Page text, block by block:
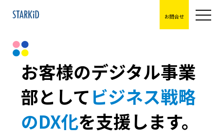
お問合せ
お客様のデジタル事業
部としてビジネス戦略
のDX化を支援します。